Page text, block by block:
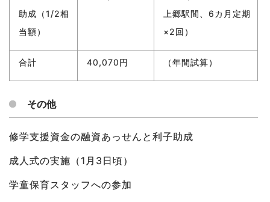
助成（1/2相
当額）
上郷駅間、6カ月定期
×2回）
合計 40,070円 （年間試算）
その他
修学支援資金の融資あっせんと利子助成
成人式の実施（1月3日頃）
学童保育スタッフへの参加